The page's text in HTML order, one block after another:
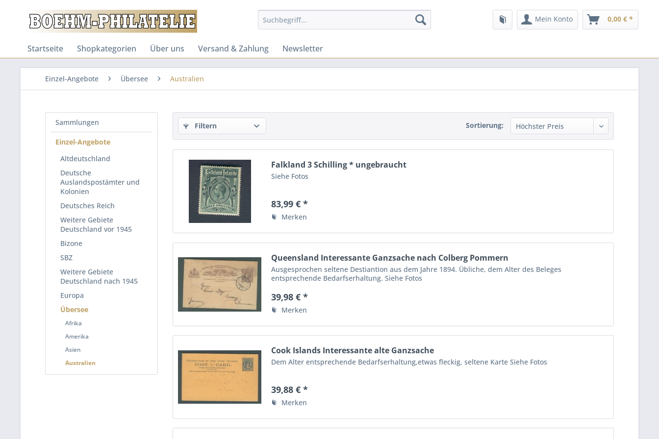
Mein Konto 0,00 € *
Startseite Shopkategorien Über uns Versand & Zahlung Newsletter
Einzel-Angebote Übersee Australien
Sammlungen
Einzel-Angebote
Altdeutschland
Deutsche
Auslandspostämter und
Kolonien
Deutsches Reich
Weitere Gebiete
Deutschland vor 1945
Bizone
SBZ
Weitere Gebiete
Deutschland nach 1945
Europa
Übersee
Afrika
Amerika
Asien
Australien
Sortierung:
Filtern
Falkland 3 Schilling * ungebraucht
Siehe Fotos
83,99 € *
Merken
Queensland Interessante Ganzsache nach Colberg Pommern
Ausgesprochen seltene Destiantion aus dem Jahre 1894. Übliche, dem Alter des Beleges
entsprechende Bedarfserhaltung. Siehe Fotos
39,98 € *
Merken
Cook Islands Interessante alte Ganzsache
Dem Alter entsprechende Bedarfserhaltung,etwas fleckig, seltene Karte Siehe Fotos
39,88 € *
Merken